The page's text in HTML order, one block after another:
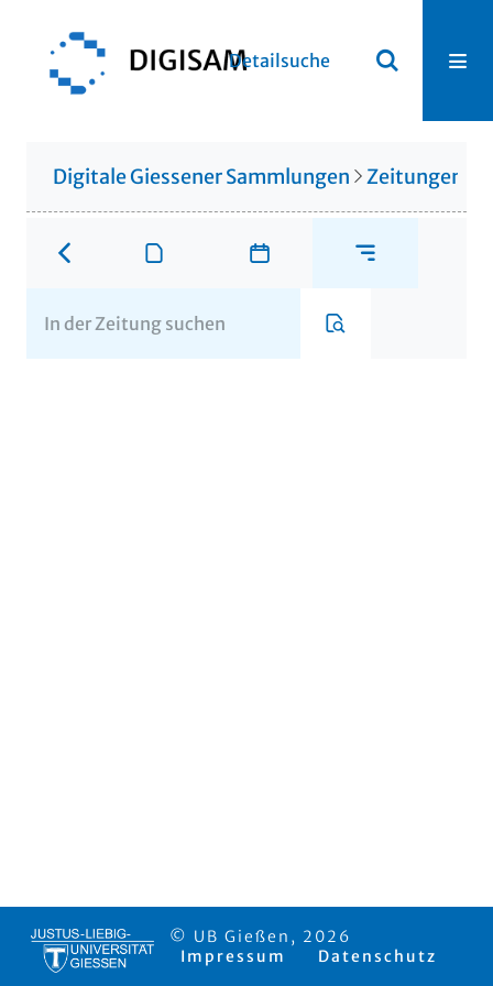
Detailsuche
Digitale Giessener Sammlungen Zeitungen
© UB Gießen, 2026
Impressum
Datenschutz